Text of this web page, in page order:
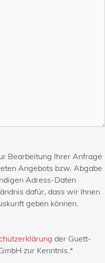
Bearbeitung Ihrer Anfrage
Angebots bzw. Abgabe
Adress-Daten
geben können.
der Guett-
zur Kenntnis.*